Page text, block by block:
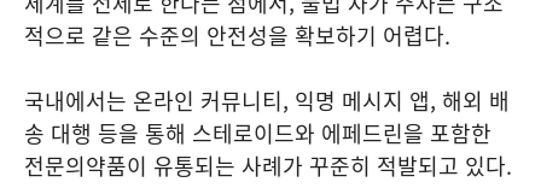
적으로 같은 수준의 안전성을 확보하기 어렵다.
국내에서는 온라인 커뮤니티, 익명 메시지 앱, 해외 배
송 대행 등을 통해 스테로이드와 에페드린을 포함한
전문의약품이 유통되는 사례가 꾸준히 적발되고 있다.